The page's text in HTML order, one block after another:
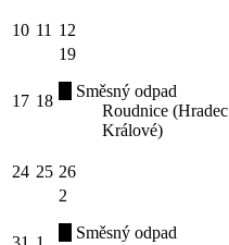
10 11 12
17 18
19
Směsný odpad
Roudnice (Hradec
Králové)
24 25 26
2
Směsný odpad